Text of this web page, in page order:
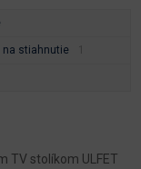
na stiahnutie
TV stolíkom ULFET